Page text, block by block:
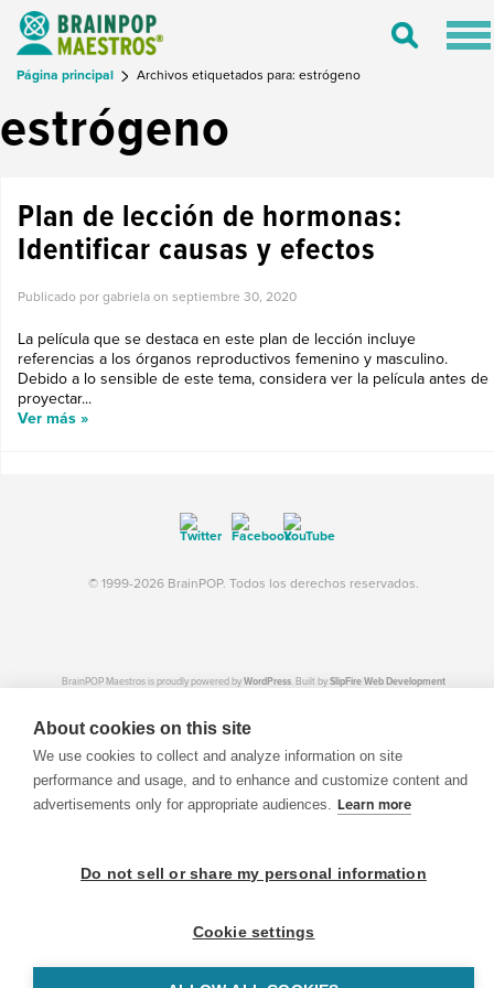
Toggle
Página principal Archivos etiquetados para: estrógeno
estrógeno
Plan de lección de hormonas:
Identificar causas y efectos
Publicado por gabriela on septiembre 30, 2020
La película que se destaca en este plan de lección incluye
referencias a los órganos reproductivos femenino y masculino.
Debido a lo sensible de este tema, considera ver la película antes de
proyectar...
Ver más »
© 1999-2026 BrainPOP. Todos los derechos reservados.
BrainPOP Maestros is proudly powered byWordPress. Built bySlipFire Web Development
About cookies on this site
We use cookies to collect and analyze information on site
performance and usage, and to enhance and customize content and
advertisements only for appropriate audiences. Learn more
Do not sell or share my personal information
Cookie settings